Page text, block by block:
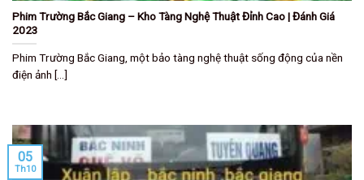
Phim Trường Bắc Giang – Kho Tàng Nghệ Thuật Đỉnh Cao | Đánh Giá
2023
Phim Trường Bắc Giang, một bảo tàng nghệ thuật sống động của nền
điện ảnh [...]
05
Th10